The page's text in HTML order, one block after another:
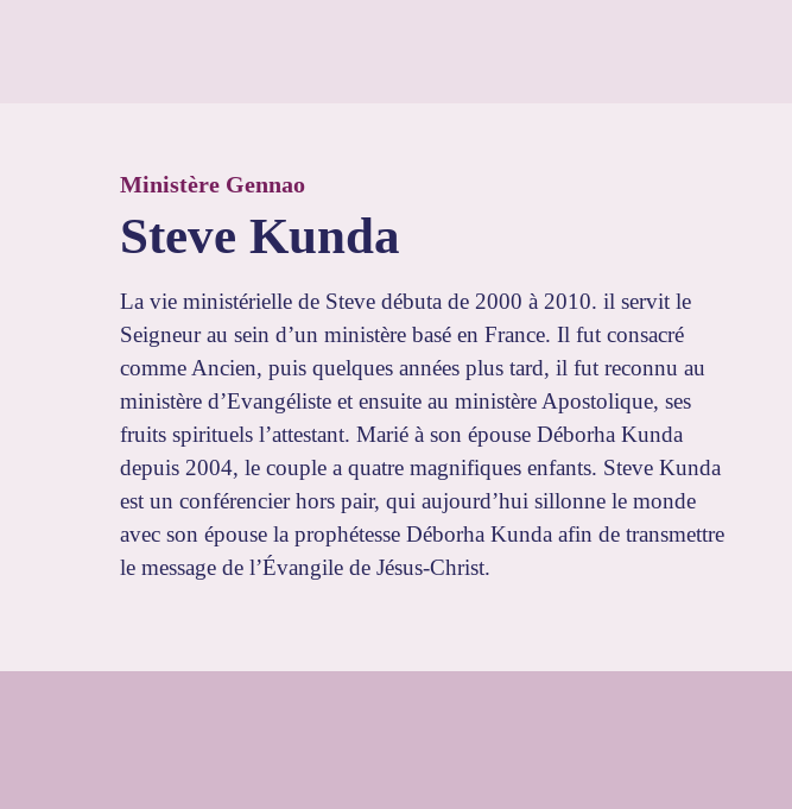
Ministère Gennao
Steve Kunda
La vie ministérielle de Steve débuta de 2000 à 2010. il servit le
Seigneur au sein d’un ministère basé en France. Il fut consacré
comme Ancien, puis quelques années plus tard, il fut reconnu au
ministère d’Evangéliste et ensuite au ministère Apostolique, ses
fruits spirituels l’attestant. Marié à son épouse Déborha Kunda
depuis 2004, le couple a quatre magnifiques enfants. Steve Kunda
est un conférencier hors pair, qui aujourd’hui sillonne le monde
avec son épouse la prophétesse Déborha Kunda afin de transmettre
le message de l’Évangile de Jésus-Christ.